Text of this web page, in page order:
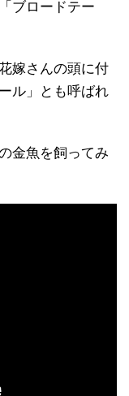
ブロードテー
嫁さんの頭に付
ル」とも呼ばれ
金魚を飼ってみ